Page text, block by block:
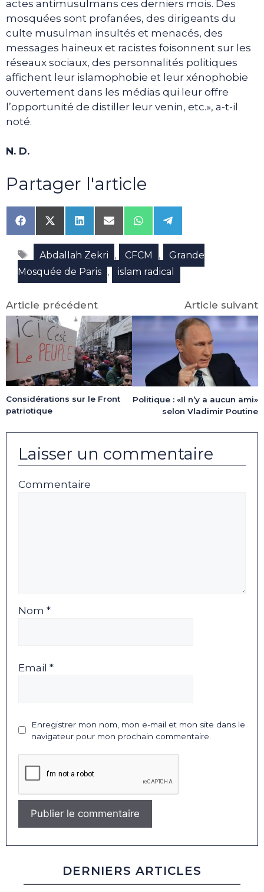
actes antimusulmans ces derniers mois. Des
mosquées sont profanées, des dirigeants du
culte musulman insultés et menacés, des
messages haineux et racistes foisonnent sur les
réseaux sociaux, des personnalités politiques
affichent leur islamophobie et leur xénophobie
ouvertement dans les médias qui leur offre
l’opportunité de distiller leur venin, etc.», a-t-il
noté.
N. D.
Partager l'article
Share
on
Facebook
Share
on
X
(Twitter)
Share
on
LinkedIn
Share
on
Email
Share
on
WhatsApp
Share
on
Telegram
Étiquettes
Abdallah Zekri , CFCM ,
Grande
Mosquée de Paris , islam radical
Article précédent
Considérations sur le Front
patriotique
Article suivant
Politique : «Il n’y a aucun ami»
selon Vladimir Poutine
Laisser un commentaire
Commentaire
Nom *
Email *
Enregistrer mon nom, mon e-mail et mon site dans le
navigateur pour mon prochain commentaire.
DERNIERS ARTICLES